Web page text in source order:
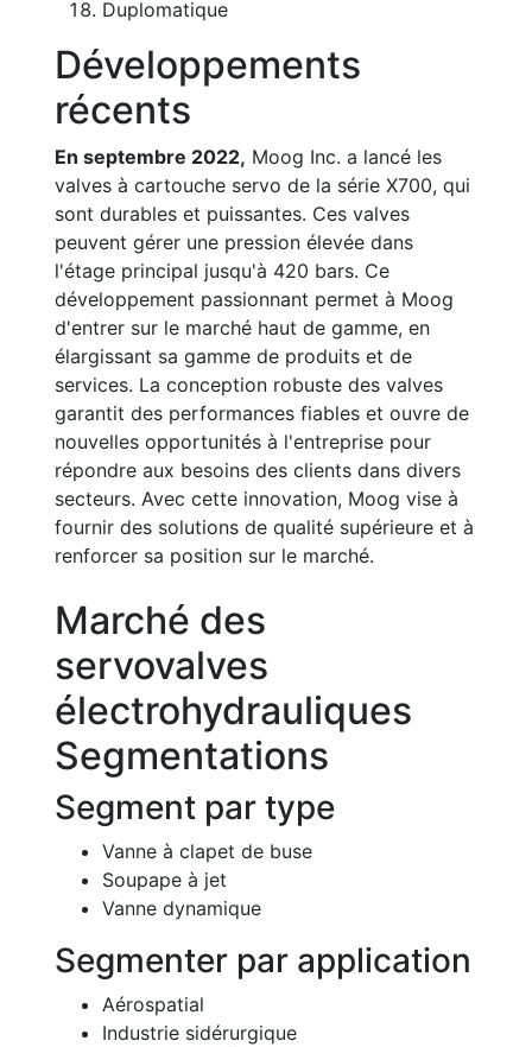
Duplomatique
Développements
récents
En septembre 2022, Moog Inc. a lancé les
valves à cartouche servo de la série X700, qui
sont durables et puissantes. Ces valves
peuvent gérer une pression élevée dans
l'étage principal jusqu'à 420 bars. Ce
développement passionnant permet à Moog
d'entrer sur le marché haut de gamme, en
élargissant sa gamme de produits et de
services. La conception robuste des valves
garantit des performances fiables et ouvre de
nouvelles opportunités à l'entreprise pour
répondre aux besoins des clients dans divers
secteurs. Avec cette innovation, Moog vise à
fournir des solutions de qualité supérieure et à
renforcer sa position sur le marché.
Marché des
servovalves
électrohydrauliques
Segmentations
Segment par type
Vanne à clapet de buse
Soupape à jet
Vanne dynamique
Segmenter par application
Aérospatial
Industrie sidérurgique